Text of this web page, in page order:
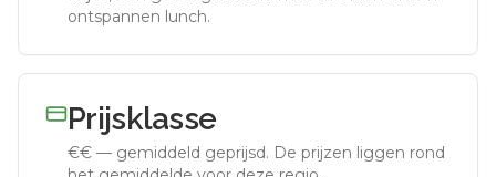
ontspannen lunch.
Prijsklasse
€€ — gemiddeld geprijsd. De prijzen liggen rond